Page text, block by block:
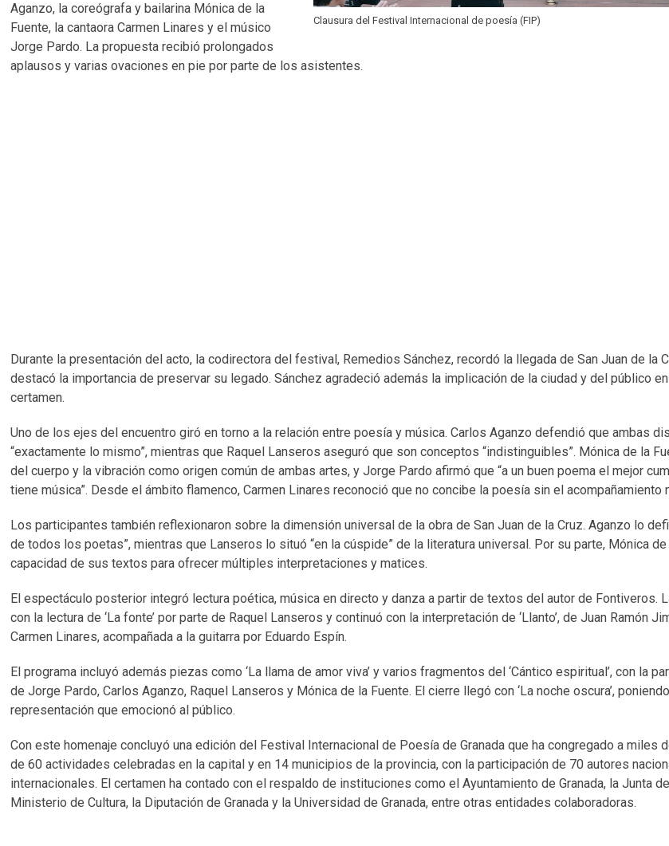
Clausura del Festival Internacional de poesía (FIP)
Aganzo, la coreógrafa y bailarina Mónica de la
Fuente, la cantaora Carmen Linares y el músico
Jorge Pardo. La propuesta recibió prolongados
aplausos y varias ovaciones en pie por parte de los asistentes.
Durante la presentación del acto, la codirectora del festival, Remedios Sánchez, recordó la llegada de San Juan de la
destacó la importancia de preservar su legado. Sánchez agradeció además la implicación de la ciudad y del público
certamen.
Uno de los ejes del encuentro giró en torno a la relación entre poesía y música. Carlos Aganzo defendió que ambas
“exactamente lo mismo”, mientras que Raquel Lanseros aseguró que son conceptos “indistinguibles”. Mónica de la
del cuerpo y la vibración como origen común de ambas artes, y Jorge Pardo afirmó que “a un buen poema el mejor
tiene música”. Desde el ámbito flamenco, Carmen Linares reconoció que no concibe la poesía sin el acompañamiento
Los participantes también reflexionaron sobre la dimensión universal de la obra de San Juan de la Cruz. Aganzo lo
de todos los poetas”, mientras que Lanseros lo situó “en la cúspide” de la literatura universal. Por su parte, Mónica
capacidad de sus textos para ofrecer múltiples interpretaciones y matices.
El espectáculo posterior integró lectura poética, música en directo y danza a partir de textos del autor de Fontiveros.
con la lectura de ‘La fonte’ por parte de Raquel Lanseros y continuó con la interpretación de ‘Llanto’, de Juan Ramón
Carmen Linares, acompañada a la guitarra por Eduardo Espín.
El programa incluyó además piezas como ‘La llama de amor viva’ y varios fragmentos del ‘Cántico espiritual’, con la
de Jorge Pardo, Carlos Aganzo, Raquel Lanseros y Mónica de la Fuente. El cierre llegó con ‘La noche oscura’,
representación que emocionó al público.
Con este homenaje concluyó una edición del Festival Internacional de Poesía de Granada que ha congregado a miles
de 60 actividades celebradas en la capital y en 14 municipios de la provincia, con la participación de 70 autores
internacionales. El certamen ha contado con el respaldo de instituciones como el Ayuntamiento de Granada, la Junta
Ministerio de Cultura, la Diputación de Granada y la Universidad de Granada, entre otras entidades colaboradoras.